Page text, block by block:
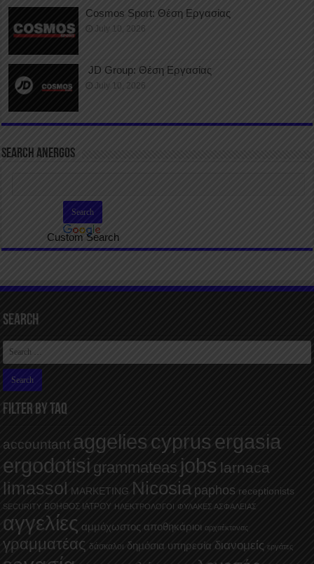
Cosmos Sport: Θέση Εργασίας
July 10, 2026
JD Group: Θέση Εργασίας
July 10, 2026
SEARCH ANERGOS
Custom Search
Search
FILTER BY TAQ
accountant aggelies cyprus ergasia
ergodotisi grammateas jobs larnaca
limassol MARKETING Nicosia paphos receptionists
SECURITY ΒΟΗΘΟΣ ΙΑΤΡΟΥ ΗΛΕΚΤΡΟΛΟΓΟΙ ΦΥΛΑΚΕΣ ΑΣΦΑΛΕΙΑΣ
αγγελίες αμμόχωστος αποθηκάριοι αρχιτέκτονας
γραμματέας δάσκαλοι δημόσια υπηρεσία διανομείς εργάτες